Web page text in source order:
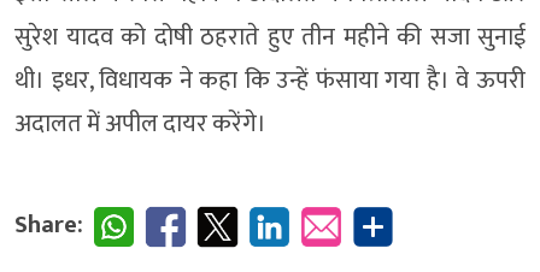
सुरेश यादव को दोषी ठहराते हुए तीन महीने की सजा सुनाई
थी। इधर, विधायक ने कहा कि उन्हें फंसाया गया है। वे ऊपरी
अदालत में अपील दायर करेंगे।
Share: